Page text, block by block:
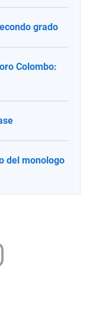
grado
Colombo:
del monologo